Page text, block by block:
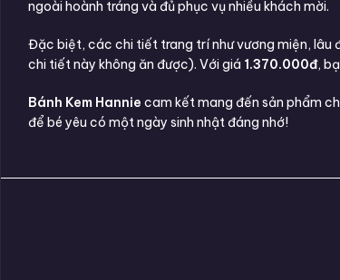
ngoài hoành tráng và đủ phục vụ nhiều khách mời.
Đặc biệt, các chi tiết trang trí như vương miện, lâu
chi tiết này không ăn được). Với giá 1.370.000đ,
Bánh Kem Hannie cam kết mang đến sản phẩm
để bé yêu có một ngày sinh nhật đáng nhớ!